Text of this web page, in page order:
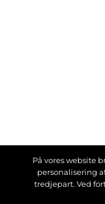
På vores website
personalisering
tredjepart. Ved